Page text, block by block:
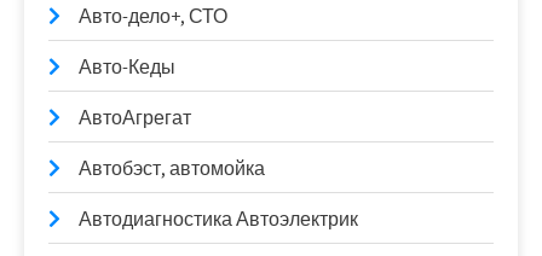
Авто-дело+, СТО
Авто-Кеды
АвтоАгрегат
Автобэст, автомойка
Автодиагностика Автоэлектрик